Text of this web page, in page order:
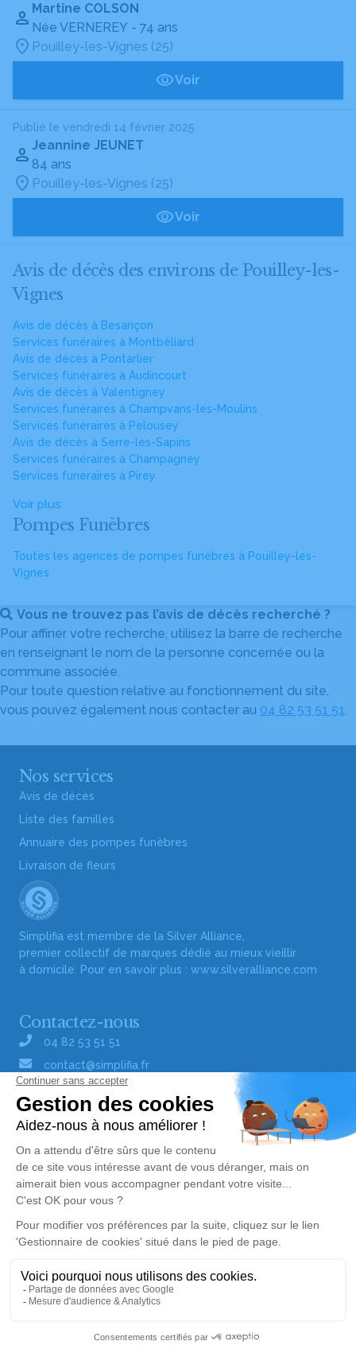
Martine COLSON
Née VERNEREY - 74 ans
Pouilley-les-Vignes (25)
Voir
Publié le vendredi 14 février 2025
Jeannine JEUNET
84 ans
Pouilley-les-Vignes (25)
Voir
Avis de décès des environs de Pouilley-les-
Vignes
Avis de décès à Besançon
Services funéraires à Montbéliard
Avis de décès à Pontarlier
Services funéraires à Audincourt
Avis de décès à Valentigney
Services funéraires à Champvans-les-Moulins
Services funéraires à Pelousey
Avis de décès à Serre-les-Sapins
Services funéraires à Champagney
Services funéraires à Pirey
Voir plus
Pompes Funèbres
Toutes les agences de pompes funèbres à Pouilley-les-
Vignes
Vous ne trouvez pas l’avis de décès recherché ?
Pour affiner votre recherche, utilisez la barre de recherche
en renseignant le nom de la personne concernée ou la
commune associée.
Pour toute question relative au fonctionnement du site,
vous pouvez également nous contacter au 04 82 53 51 51.
Alerte décès 25
Nos services
Avis de décès
Liste des familles
Annuaire des pompes funèbres
Livraison de fleurs
Simplifia est membre de la Silver Alliance,
premier collectif de marques dédié au mieux vieillir
à domicile. Pour en savoir plus : www.silveralliance.com
Contactez-nous
04 82 53 51 51
contact@simplifia.fr
Réseaux sociaux
Liens utiles
Publier un avis de décès
Signaler un abus/une erreur
Consultez nos offres d'emploi
Politique de traitement des données
Mentions légales